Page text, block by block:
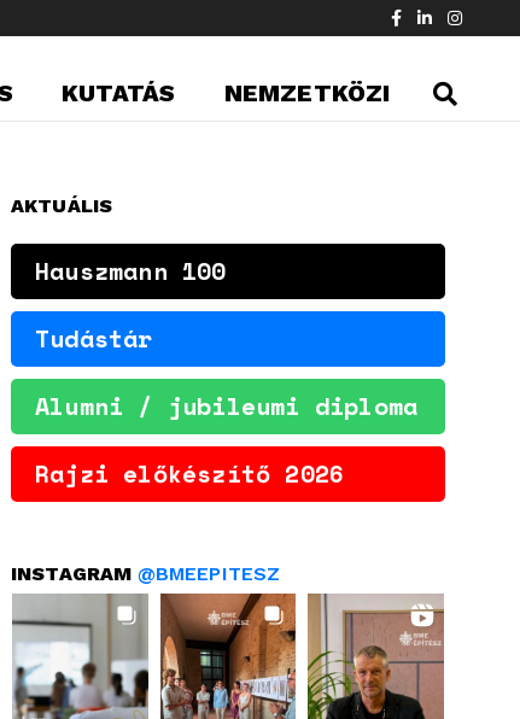
KUTATÁS NEMZETKÖZI
AKTUÁLIS
Hauszmann 100
Tudástár
Alumni / jubileumi diploma
Rajzi előkészítő 2026
INSTAGRAM @BMEEPITESZ